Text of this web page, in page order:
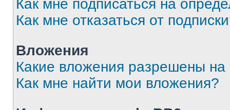
Как мне подписаться на
Как мне отказаться от
Вложения
Какие вложения разрешены
Как мне найти мои вложения?